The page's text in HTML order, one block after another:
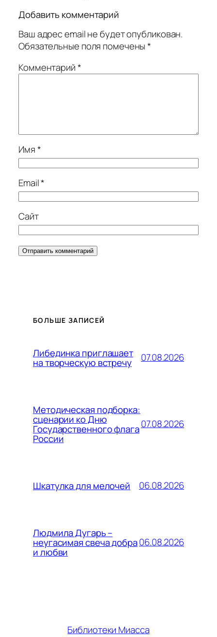
Добавить комментарий
Ваш адрес email не будет опубликован.
Обязательные поля помечены*
Комментарий*
Имя*
Email*
Сайт
БОЛЬШЕ ЗАПИСЕЙ
Либединка приглашает
на творческую встречу 07.08.2026
Методическая подборка:
сценарии ко Дню
Государственного флага
России
07.08.2026
Шкатулка для мелочей 06.08.2026
Людмила Дугарь –
неугасимая свеча добра
и любви
06.08.2026
Библиотеки Миасса